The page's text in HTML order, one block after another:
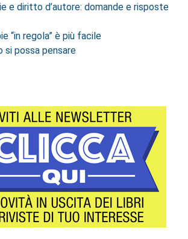
e diritto d’autore: domande e risposte
“in regola” è più facile
si possa pensare